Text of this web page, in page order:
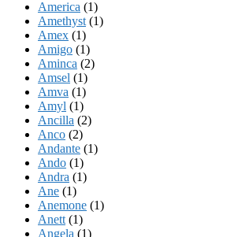
America (1)
Amethyst (1)
Amex (1)
Amigo (1)
Aminca (2)
Amsel (1)
Amva (1)
Amyl (1)
Ancilla (2)
Anco (2)
Andante (1)
Ando (1)
Andra (1)
Ane (1)
Anemone (1)
Anett (1)
Angela (1)